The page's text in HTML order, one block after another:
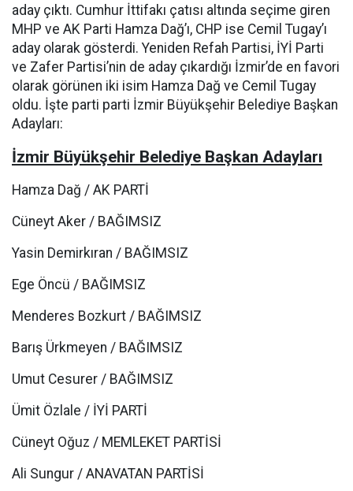
aday çıktı. Cumhur İttifakı çatısı altında seçime giren
MHP ve AK Parti Hamza Dağ’ı, CHP ise Cemil Tugay’ı
aday olarak gösterdi. Yeniden Refah Partisi, İYİ Parti
ve Zafer Partisi’nin de aday çıkardığı İzmir’de en favori
olarak görünen iki isim Hamza Dağ ve Cemil Tugay
oldu. İşte parti parti İzmir Büyükşehir Belediye Başkan
Adayları:
İzmir Büyükşehir Belediye Başkan Adayları
Hamza Dağ / AK PARTİ
Cüneyt Aker / BAĞIMSIZ
Yasin Demirkıran / BAĞIMSIZ
Ege Öncü / BAĞIMSIZ
Menderes Bozkurt / BAĞIMSIZ
Barış Ürkmeyen / BAĞIMSIZ
Umut Cesurer / BAĞIMSIZ
Ümit Özlale / İYİ PARTİ
Cüneyt Oğuz / MEMLEKET PARTİSİ
Ali Sungur / ANAVATAN PARTİSİ